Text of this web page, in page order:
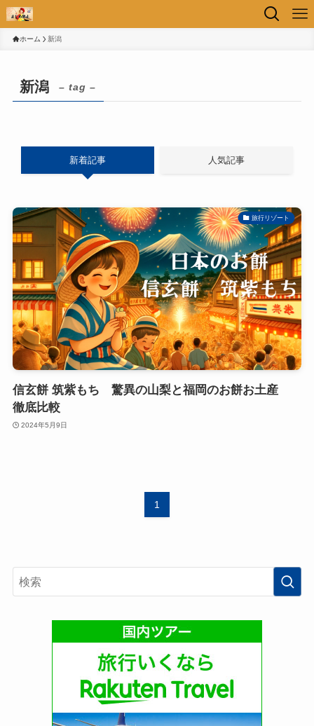
ホーム 新潟
新潟 – tag –
新着記事 人気記事
旅行リゾート
信玄餅 筑紫もち 驚異の山梨と福岡のお餅お土産
徹底比較
2024年5月9日
1